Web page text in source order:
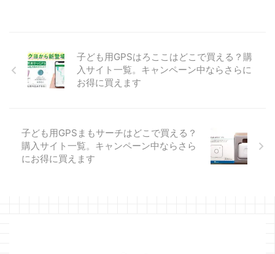
細 子ども用見守りGPS“みてね
みまもりGPS”の料金や機能を
一覧にまとめました。 他の子
GPS他のGPSと比較する公式
ページみてねみまもりGPS本
体料金(税込)5,280円月額料金
子ども用GPSはろここはどこで買える？購
入サイト一覧。キャンペーン中ならさらに
お得に買えます
子ども用GPSまもサーチはどこで買える？
購入サイト一覧。キャンペーン中ならさら
にお得に買えます